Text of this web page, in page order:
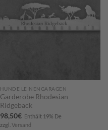
HUNDE LEINENGARAGEN
Garderobe Rhodesian
Ridgeback
98,50€ Enthält 19% De
zzgl. Versand